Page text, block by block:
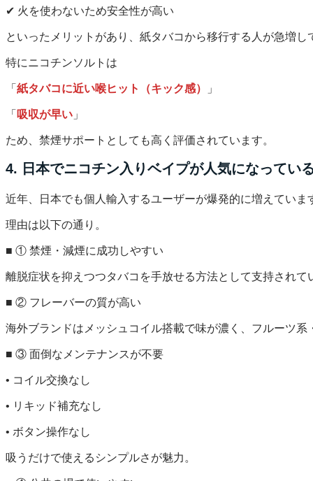
✔ 火を使わないため安全性が高い
といったメリットがあり、紙タバコから移行する人が急増し
特にニコチンソルトは
「 紙タバコに近い喉ヒット（キック感） 」
「 吸収が早い 」
ため、禁煙サポートとしても高く評価されています。
4. 日本でニコチン入りベイプが人気になってい
近年、日本でも個人輸入するユーザーが爆発的に増えていま
理由は以下の通り。
■ ① 禁煙・減煙に成功しやすい
離脱症状を抑えつつタバコを手放せる方法として支持されて
■ ② フレーバーの質が高い
海外ブランドはメッシュコイル搭載で味が濃く、フルーツ系
■ ③ 面倒なメンテナンスが不要
• コイル交換なし
• リキッド補充なし
• ボタン操作なし
吸うだけで使えるシンプルさが魅力。